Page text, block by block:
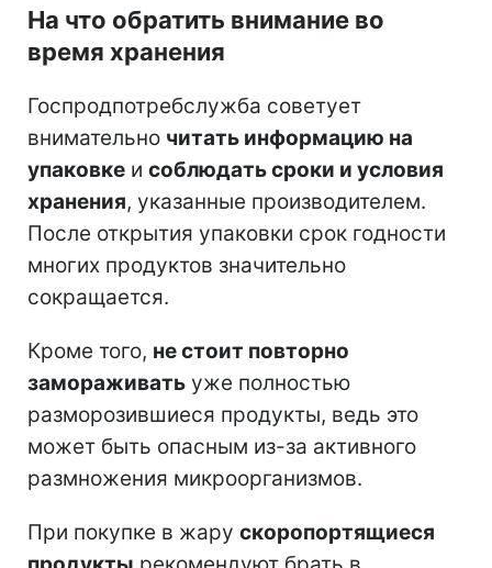
На что обратить внимание во
время хранения
Госпродпотребслужба советует
внимательно читать информацию на
упаковке и соблюдать сроки и условия
хранения, указанные производителем.
После открытия упаковки срок годности
многих продуктов значительно
сокращается.
Кроме того, не стоит повторно
замораживать уже полностью
разморозившиеся продукты, ведь это
может быть опасным из-за активного
размножения микроорганизмов.
При покупке в жару скоропортящиеся